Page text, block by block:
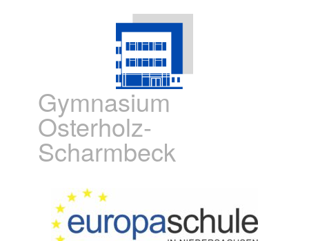
Gymnasium
Osterholz-
Scharmbeck